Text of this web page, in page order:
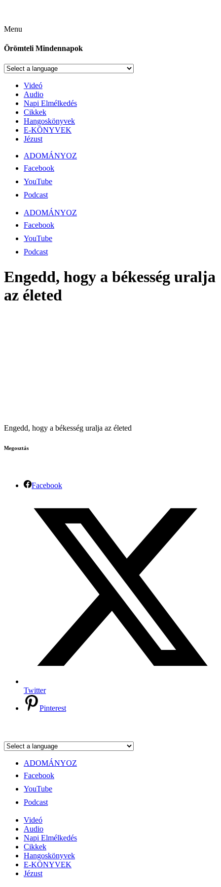
Menu
Örömteli Mindennapok
Videó
Audio
Napi Elmélkedés
Cikkek
Hangoskönyvek
E-KÖNYVEK
Jézust
ADOMÁNYOZ
Facebook
YouTube
Podcast
ADOMÁNYOZ
Facebook
YouTube
Podcast
Engedd, hogy a békesség uralja
az életed
Engedd, hogy a békesség uralja az életed
Megosztás
Facebook
Twitter
Pinterest
ADOMÁNYOZ
Facebook
YouTube
Podcast
Videó
Audio
Napi Elmélkedés
Cikkek
Hangoskönyvek
E-KÖNYVEK
Jézust